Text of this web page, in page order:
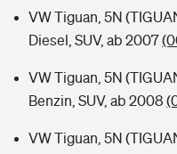
VW Tiguan, 5N
Diesel, SUV, ab 2007
VW Tiguan, 5N
Benzin, SUV, ab 2008
VW Tiguan, 5N